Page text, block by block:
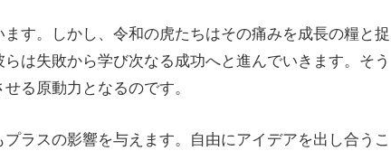
す。しかし、令和の虎たちはその痛みを成長の糧と捉
は失敗から学び次なる成功へと進んでいきます。そう
る原動力となるのです。
ラスの影響を与えます。自由にアイデアを出し合うこ